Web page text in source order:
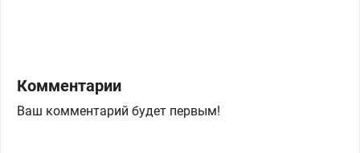
Комментарии
Ваш комментарий будет первым!